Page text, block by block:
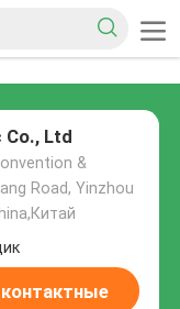
Ltd
&
Road, Yinzhou
контактные